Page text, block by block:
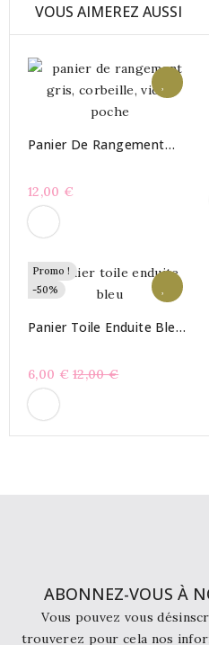
VOUS AIMEREZ AUSSI
Panier De Rangement
12,00 €
Promo !
-50%
Panier Toile Enduite Bleu
6,00 € Prix
12,00 €
ABONNEZ-VOUS À
Vous pouvez vous
trouverez pour cela nos